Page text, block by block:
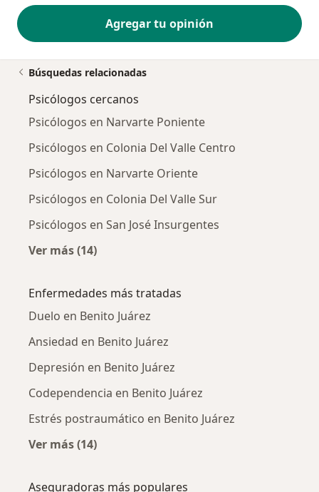
Agregar tu opinión
Búsquedas relacionadas
Psicólogos cercanos
Psicólogos en Narvarte Poniente
Psicólogos en Colonia Del Valle Centro
Psicólogos en Narvarte Oriente
Psicólogos en Colonia Del Valle Sur
Psicólogos en San José Insurgentes
Ver más (14)
Enfermedades más tratadas
Duelo en Benito Juárez
Ansiedad en Benito Juárez
Depresión en Benito Juárez
Codependencia en Benito Juárez
Estrés postraumático en Benito Juárez
Ver más (14)
Aseguradoras más populares